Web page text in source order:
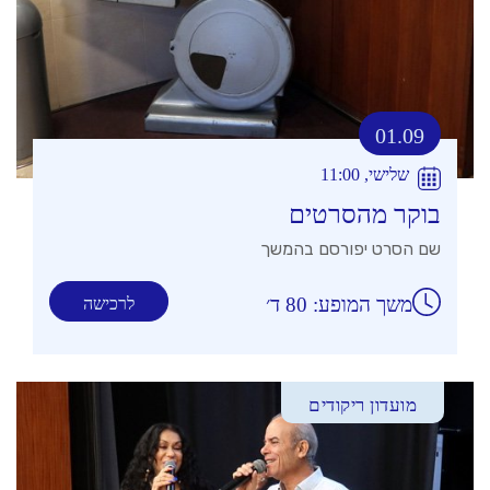
01.09
שלישי, 11:00
בוקר מהסרטים
שם הסרט יפורסם בהמשך
לרכישה משך המופע: 80 ד׳
מועדון ריקודים